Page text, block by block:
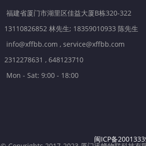
福建省厦门市湖里区佳益大厦B栋320-322
13110826852 林先生; 18359010933 陈先生
info@xffbb.com , service@xffbb.com
2312278631 , 648123710
Mon - Sat: 9:00 - 18:00
闽ICP备